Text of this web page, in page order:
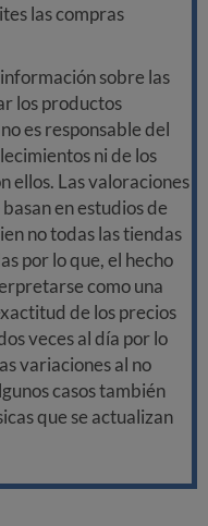
las compras
sobre las
los productos
es responsable del
ni de los
ellos. Las valoraciones
en estudios de
no todas las tiendas
por lo que, el hecho
como una
de los precios
veces al día por lo
variaciones al no
casos también
que se actualizan